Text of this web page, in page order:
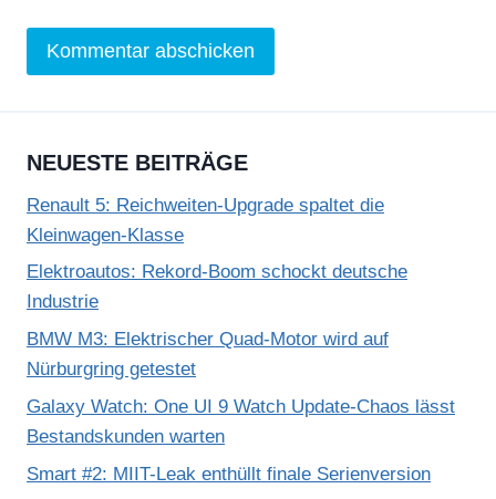
NEUESTE BEITRÄGE
Renault 5: Reichweiten-Upgrade spaltet die
Kleinwagen-Klasse
Elektroautos: Rekord-Boom schockt deutsche
Industrie
BMW M3: Elektrischer Quad-Motor wird auf
Nürburgring getestet
Galaxy Watch: One UI 9 Watch Update-Chaos lässt
Bestandskunden warten
Smart #2: MIIT-Leak enthüllt finale Serienversion